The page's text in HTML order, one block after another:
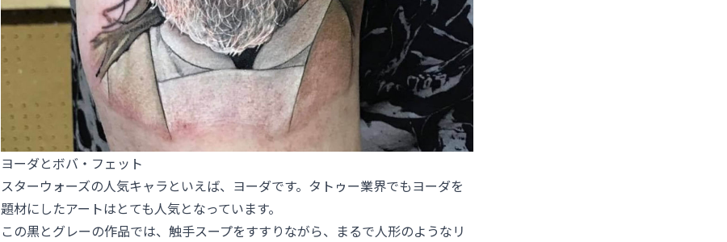
ヨーダとボバ・フェット
スターウォーズの人気キャラといえば、ヨーダです。タトゥー業界でもヨーダを
題材にしたアートはとても人気となっています。
この黒とグレーの作品では、触手スープをすすりながら、まるで人形のようなリ